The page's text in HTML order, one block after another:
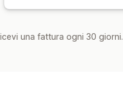
una fattura ogni 30 giorni.